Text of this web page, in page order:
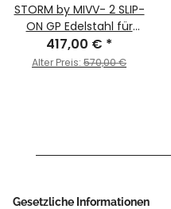
STORM by MIVV- 2 SLIP-
ON GP Edelstahl für
KAWASAKI Z1000 Bj.
2007 > 2009
417,00 € *
Alter Preis: 570,00 €
Gesetzliche Informationen